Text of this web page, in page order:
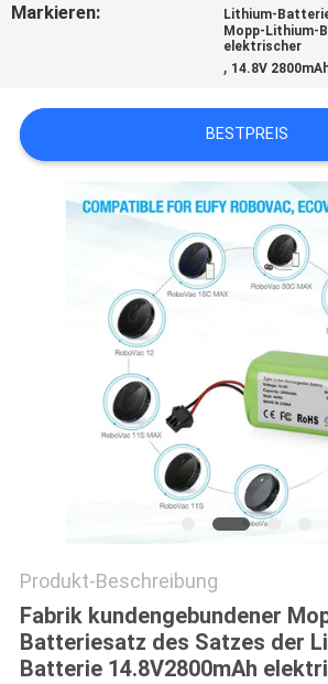
EIN
ZITAT
PRIVACY
Markieren: Lithium-
Mopp-Lithium-
elektrischer
, 14.8V
BESTPREIS
Produkt-Beschreibung
Fabrik kundengebundener
Batteriesatz des Satzes der
Batterie 14.8V2800mAh